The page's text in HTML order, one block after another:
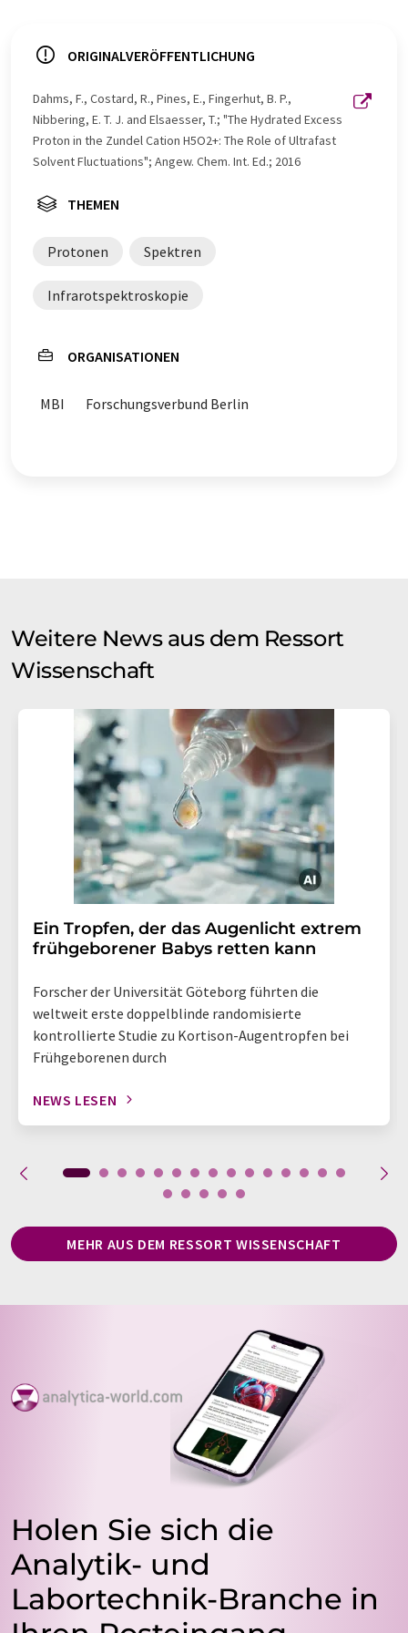
ORIGINALVERÖFFENTLICHUNG
Dahms, F., Costard, R., Pines, E., Fingerhut, B. P.,
Nibbering, E. T. J. and Elsaesser, T.; "The Hydrated Excess
Proton in the Zundel Cation H5O2+: The Role of Ultrafast
Solvent Fluctuations"; Angew. Chem. Int. Ed.; 2016
THEMEN
Protonen Spektren
Infrarotspektroskopie
ORGANISATIONEN
MBI Forschungsverbund Berlin
Weitere News aus dem Ressort
Wissenschaft
Ein Tropfen, der das Augenlicht extrem
frühgeborener Babys retten kann
Forscher der Universität Göteborg führten die
weltweit erste doppelblinde randomisierte
kontrollierte Studie zu Kortison-Augentropfen bei
Frühgeborenen durch
NEWS LESEN
MEHR AUS DEM RESSORT WISSENSCHAFT
Holen Sie sich die
Analytik- und
Labortechnik-Branche in